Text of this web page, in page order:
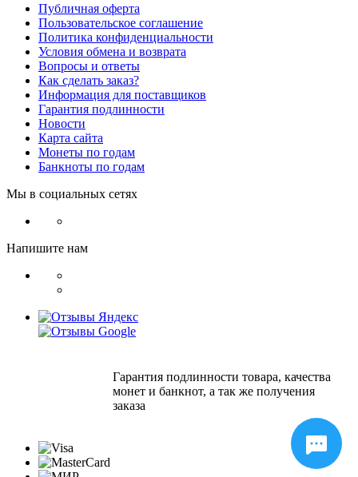
Публичная оферта
Пользовательское соглашение
Политика конфиденциальности
Условия обмена и возврата
Вопросы и ответы
Как сделать заказ?
Информация для поставщиков
Гарантия подлинности
Новости
Карта сайта
Монеты по годам
Банкноты по годам
Мы в социальных сетях
Напишите нам
Гарантия подлинности товара, качества
монет и банкнот, а так же получения
заказа